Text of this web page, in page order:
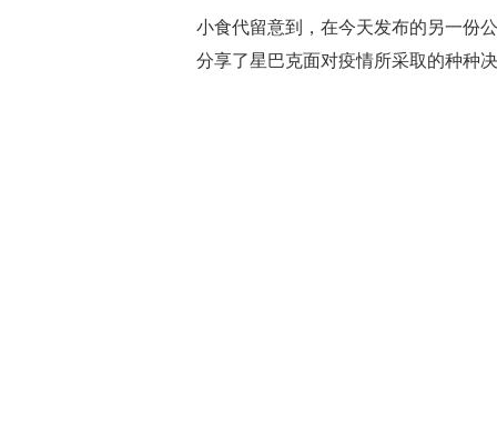
小食代留意到，在今天发布的另一份
分享了星巴克面对疫情所采取的种种